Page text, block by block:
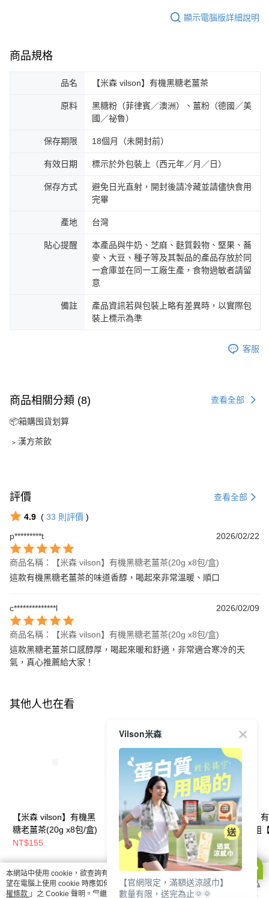
顯示電腦版詳細說明
商品規格
品名 【米森 vilson】有機黑糖老薑茶
原料
黑糖粉（菲律賓／澳洲）、薑粉（德國／美
國／祕魯）
保存期限 18個月（未開封前）
有效日期 標示於外包裝上（西元年／月／日）
保存方式
避免日光直射，開封後請冷藏並請儘快食用
完畢
產地 台灣
貼心提醒
本產品與牛奶、芝麻、麩質穀物、堅果、蕎
麥、大豆、種子等及其製品的產品存放於同
一倉庫並在同一工廠生產，食物過敏者請留
意
備註
產品資訊若與包裝上略有差異時，以實際包
裝上標示為準
客服
商品相關分類 (8) 查看全部
📦箱購囤貨划算
﹥漢方茶飲
評價 查看全部
4.9 ( 33 則評價 )
p*********t
2026/02/22
商品名稱：【米森 vilson】有機黑糖老薑茶(20g x8包/盒)
這款有機黑糖老薑茶的味道香醇，喝起來非常溫暖、順口
c**************l 2026/02/09
商品名稱：【米森 vilson】有機黑糖老薑茶(20g x8包/盒)
這款黑糖老薑茶口感醇厚，喝起來暖和舒適，非常適合寒冷的天
氣，真心推薦給大家！
其他人也在看
【米森 vilson】有機黑
糖老薑茶(20g x8包/盒)
NT$155
【米森 vilson】有機漢
方養氣茶(6g x8包/盒)
【6盒/12盒】【APP限
定－免運】◆
NT$928
NT$1,110
【米森 vilson】
黑芝麻粉囤貨組
罐/6罐】【APP
免運】◆
NT$840
NT$1,050
你可能有興趣的商品 全站排行
本網站中使用 cookie，欲查詢有關本網站使用 cookie 方式之詳情，及若您不希
望在電腦上使用 cookie 時應如何變更電腦的 cookie 設定，請參閱本網站「
隱私
權條款 」之 Cookie 聲明。您繼續使用本網站即表示您同意本公司得按本網站使
Vilson米森
【官網限定，滿額送涼感巾】
數量有限，送完為止🌞🌞